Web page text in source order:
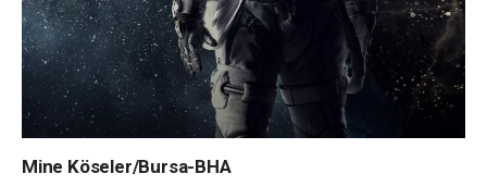
Mine Köseler/Bursa-BHA